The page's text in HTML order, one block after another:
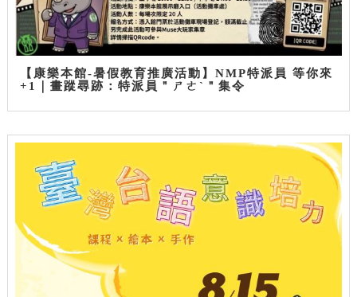
【康樂本館-暑假教育推廣活動】NMP特派員 等你來
+1｜畫蹤尋跡：特派員＂ㄕㄜˋ＂集令